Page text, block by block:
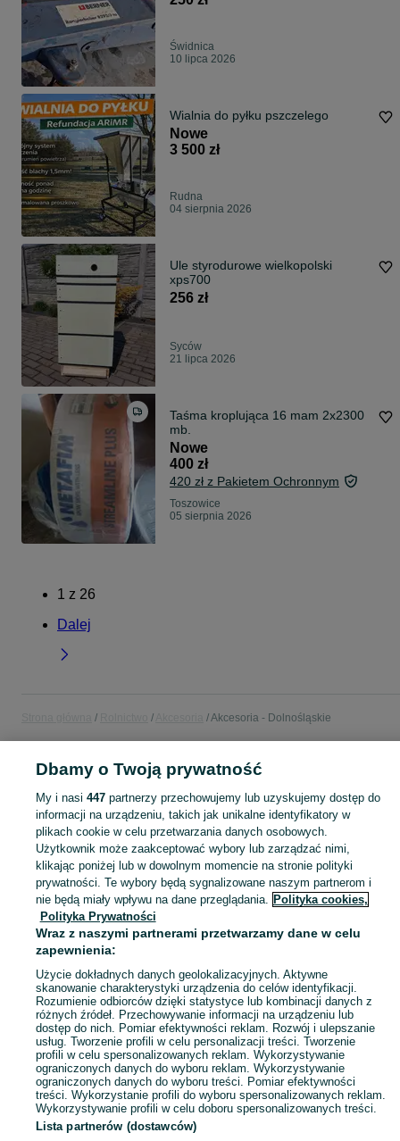
Świdnica
10 lipca 2026
Wialnia do pyłku pszczelego
Nowe
3 500 zł
Rudna
04 sierpnia 2026
Ule styrodurowe wielkopolski
xps700
256 zł
Syców
21 lipca 2026
Taśma kroplująca 16 mam 2x2300
mb.
Nowe
400 zł
420 zł z Pakietem Ochronnym
Toszowice
05 sierpnia 2026
1 z 26
Dalej
Akcesoria - Dolnośląskie
POLSKA » DOLNOŚLĄSKIE
KATEGORIA
Zobacz
Mapa kategorii
Mapa miejscowości
Mapa ministron
Popularne wyszukiwania
Dbamy o Twoją prywatność
My i nasi 447partnerzy przechowujemy lub uzyskujemy dostęp do
informacji na urządzeniu, takich jak unikalne identyfikatory w
plikach cookie w celu przetwarzania danych osobowych.
Użytkownik może zaakceptować wybory lub zarządzać nimi,
klikając poniżej lub w dowolnym momencie na stronie polityki
prywatności. Te wybory będą sygnalizowane naszym partnerom i
nie będą miały wpływu na dane przeglądania. Polityka cookies,
Polityka Prywatności
Wraz z naszymi partnerami przetwarzamy dane w celu
zapewnienia:
Użycie dokładnych danych geolokalizacyjnych. Aktywne
skanowanie charakterystyki urządzenia do celów identyfikacji.
Rozumienie odbiorców dzięki statystyce lub kombinacji danych z
różnych źródeł. Przechowywanie informacji na urządzeniu lub
dostęp do nich. Pomiar efektywności reklam. Rozwój i ulepszanie
usług. Tworzenie profili w celu personalizacji treści. Tworzenie
profili w celu spersonalizowanych reklam. Wykorzystywanie
ograniczonych danych do wyboru reklam. Wykorzystywanie
ograniczonych danych do wyboru treści. Pomiar efektywności
treści. Wykorzystanie profili do wyboru spersonalizowanych reklam.
Wykorzystywanie profili w celu doboru spersonalizowanych treści.
Lista partnerów (dostawców)